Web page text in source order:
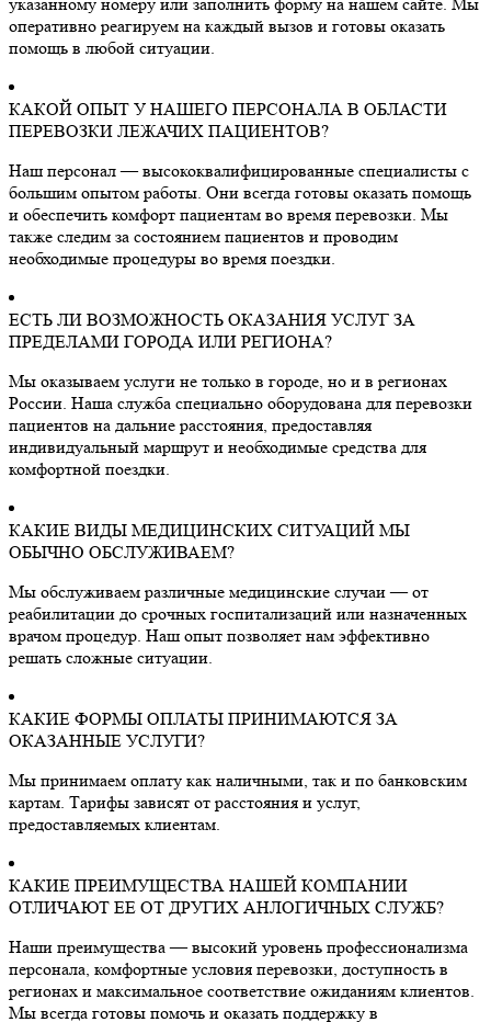
оперативно реагируем на каждый вызов и готовы оказать
помощь в любой ситуации.
КАКОЙ ОПЫТ У НАШЕГО ПЕРСОНАЛА В ОБЛАСТИ
ПЕРЕВОЗКИ ЛЕЖАЧИХ ПАЦИЕНТОВ?
Наш персонал — высококвалифицированные специалисты с
большим опытом работы. Они всегда готовы оказать помощь
и обеспечить комфорт пациентам во время перевозки. Мы
также следим за состоянием пациентов и проводим
необходимые процедуры во время поездки.
ЕСТЬ ЛИ ВОЗМОЖНОСТЬ ОКАЗАНИЯ УСЛУГ ЗА
ПРЕДЕЛАМИ ГОРОДА ИЛИ РЕГИОНА?
Мы оказываем услуги не только в городе, но и в регионах
России. Наша служба специально оборудована для перевозки
пациентов на дальние расстояния, предоставляя
индивидуальный маршрут и необходимые средства для
комфортной поездки.
КАКИЕ ВИДЫ МЕДИЦИНСКИХ СИТУАЦИЙ МЫ
ОБЫЧНО ОБСЛУЖИВАЕМ?
Мы обслуживаем различные медицинские случаи — от
реабилитации до срочных госпитализаций или назначенных
врачом процедур. Наш опыт позволяет нам эффективно
решать сложные ситуации.
КАКИЕ ФОРМЫ ОПЛАТЫ ПРИНИМАЮТСЯ ЗА
ОКАЗАННЫЕ УСЛУГИ?
Мы принимаем оплату как наличными, так и по банковским
картам. Тарифы зависят от расстояния и услуг,
предоставляемых клиентам.
КАКИЕ ПРЕИМУЩЕСТВА НАШЕЙ КОМПАНИИ
ОТЛИЧАЮТ ЕЕ ОТ ДРУГИХ АНЛОГИЧНЫХ СЛУЖБ?
Наши преимущества — высокий уровень профессионализма
персонала, комфортные условия перевозки, доступность в
регионах и максимальное соответствие ожиданиям клиентов.
Мы всегда готовы помочь и оказать поддержку в